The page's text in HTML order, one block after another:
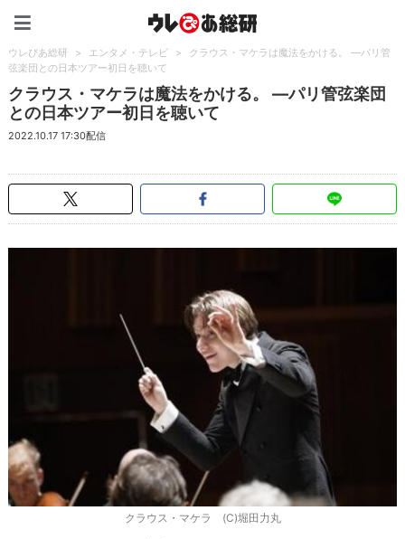
ウレぴあ総研 > エンタメ・テレビ >
クラウス・マケラは魔法をかける。 ―パリ管
弦楽団との日本ツアー初日を聴いて
クラウス・マケラは魔法をかける。 ―パリ管弦楽団
との日本ツアー初日を聴いて
2022.10.17 17:30配信
クラウス・マケラ (C)堀田力丸